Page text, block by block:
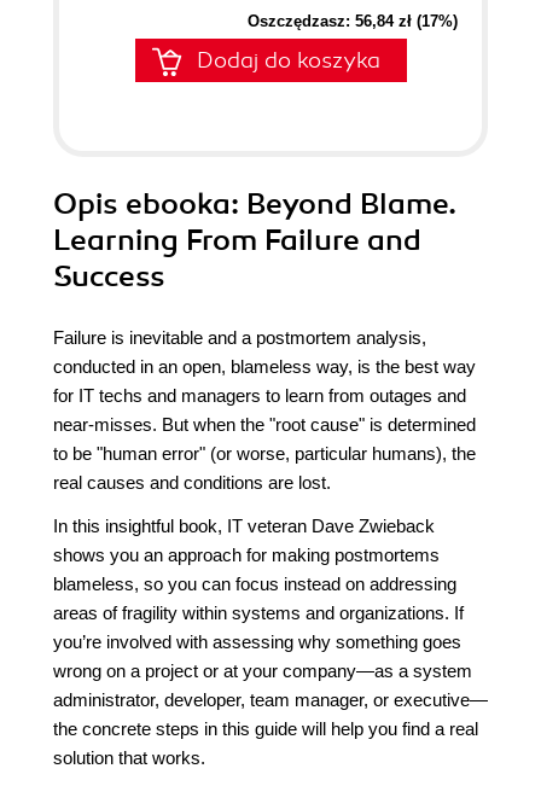
Oszczędzasz: 56,84 zł (17%)
Dodaj do koszyka
Opis ebooka: Beyond Blame.
Learning From Failure and
Success
Failure is inevitable and a postmortem analysis,
conducted in an open, blameless way, is the best way
for IT techs and managers to learn from outages and
near-misses. But when the "root cause" is determined
to be "human error" (or worse, particular humans), the
real causes and conditions are lost.
In this insightful book, IT veteran Dave Zwieback
shows you an approach for making postmortems
blameless, so you can focus instead on addressing
areas of fragility within systems and organizations. If
you’re involved with assessing why something goes
wrong on a project or at your company—as a system
administrator, developer, team manager, or executive—
the concrete steps in this guide will help you find a real
solution that works.